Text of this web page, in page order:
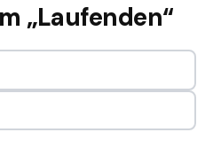
„Laufenden“